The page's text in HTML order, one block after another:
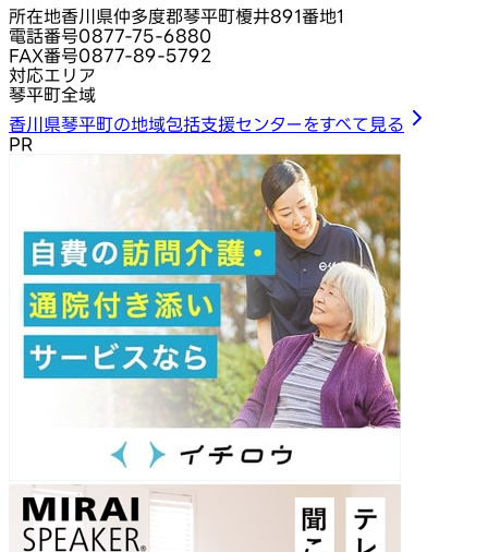
所在地香川県仲多度郡琴平町榎井891番地1
電話番号0877-75-6880
FAX番号0877-89-5792
対応エリア
琴平町全域
香川県琴平町の地域包括支援センターをすべて見る
PR